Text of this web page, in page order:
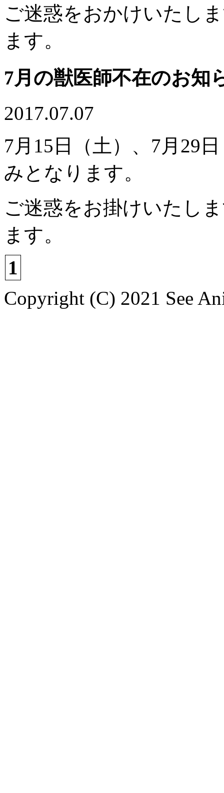
ご迷惑をおかけいたし
ます。
7月の獣医師不在のお知
2017.07.07
7月15日（土）、7月29
みとなります。
ご迷惑をお掛けいたし
ます。
1
Copyright (C) 2021 See